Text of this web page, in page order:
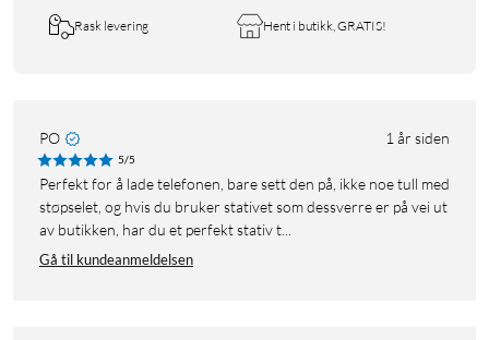
Rask levering Hent i butikk, GRATIS!
PO 1 år siden
5/5
Perfekt for å lade telefonen, bare sett den på, ikke noe tull med
støpselet, og hvis du bruker stativet som dessverre er på vei ut
av butikken, har du et perfekt stativ t...
Gå til kundeanmeldelsen